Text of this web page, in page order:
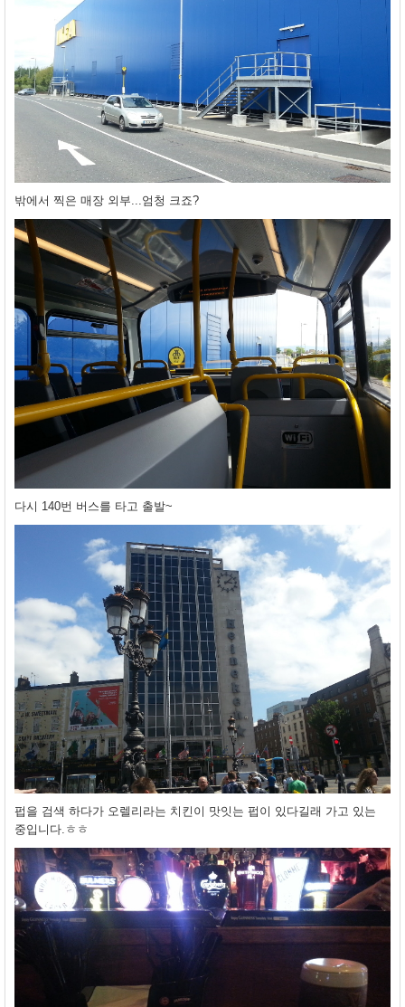
밖에서 찍은 매장 외부...엄청 크죠?
다시 140번 버스를 타고 출발~
펍을 검색 하다가 오렐리라는 치킨이 맛잇는 펍이 있다길래 가고 있는
중입니다.ㅎㅎ